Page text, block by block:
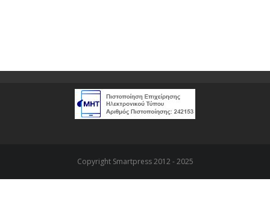
Copyright Smartpress 2012 - 2025